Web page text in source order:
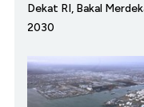
Dekat RI, Bakal
2030